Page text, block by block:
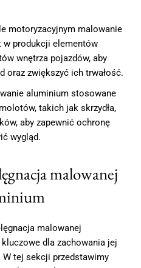
motoryzacyjnym malowanie
produkcji elementów
wnętrza pojazdów, aby
oraz zwiększyć ich trwałość.
aluminium stosowane
takich jak skrzydła,
aby zapewnić ochronę
wygląd.
malowanej
malowanej
dla zachowania jej
tej sekcji przedstawimy